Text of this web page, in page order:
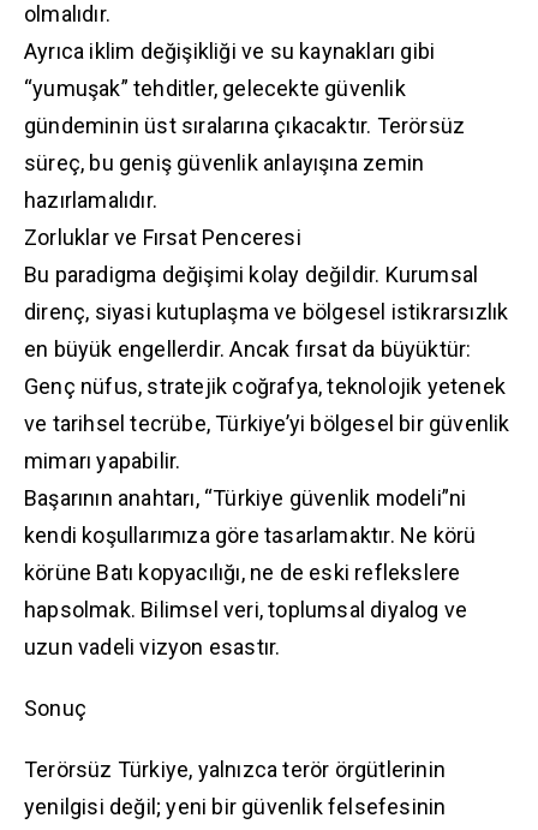
olmalıdır.
Ayrıca iklim değişikliği ve su kaynakları gibi
“yumuşak” tehditler, gelecekte güvenlik
gündeminin üst sıralarına çıkacaktır. Terörsüz
süreç, bu geniş güvenlik anlayışına zemin
hazırlamalıdır.
Zorluklar ve Fırsat Penceresi
Bu paradigma değişimi kolay değildir. Kurumsal
direnç, siyasi kutuplaşma ve bölgesel istikrarsızlık
en büyük engellerdir. Ancak fırsat da büyüktür:
Genç nüfus, stratejik coğrafya, teknolojik yetenek
ve tarihsel tecrübe, Türkiye’yi bölgesel bir güvenlik
mimarı yapabilir.
Başarının anahtarı, “Türkiye güvenlik modeli”ni
kendi koşullarımıza göre tasarlamaktır. Ne körü
körüne Batı kopyacılığı, ne de eski reflekslere
hapsolmak. Bilimsel veri, toplumsal diyalog ve
uzun vadeli vizyon esastır.
Sonuç
Terörsüz Türkiye, yalnızca terör örgütlerinin
yenilgisi değil; yeni bir güvenlik felsefesinin